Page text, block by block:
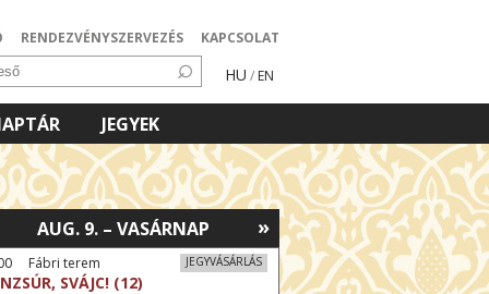
RENDEZVÉNYSZERVEZÉS KAPCSOLAT
HU / EN
JEGYEK
»
AUG. 9. – VASÁRNAP
JEGYVÁSÁRLÁS
Fábri terem
SVÁJC! (12)